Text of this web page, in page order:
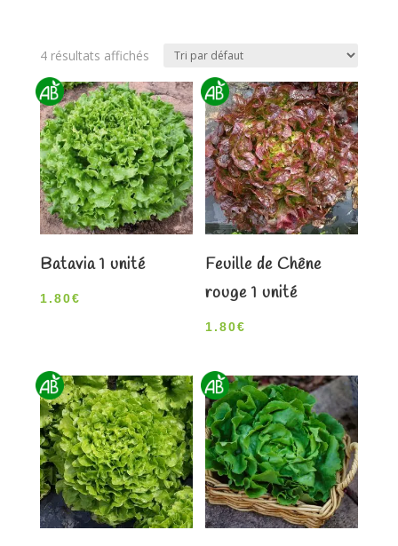
4 résultats affichés
Batavia 1 unité
1.80€
Feuille de Chêne
rouge 1 unité
1.80€